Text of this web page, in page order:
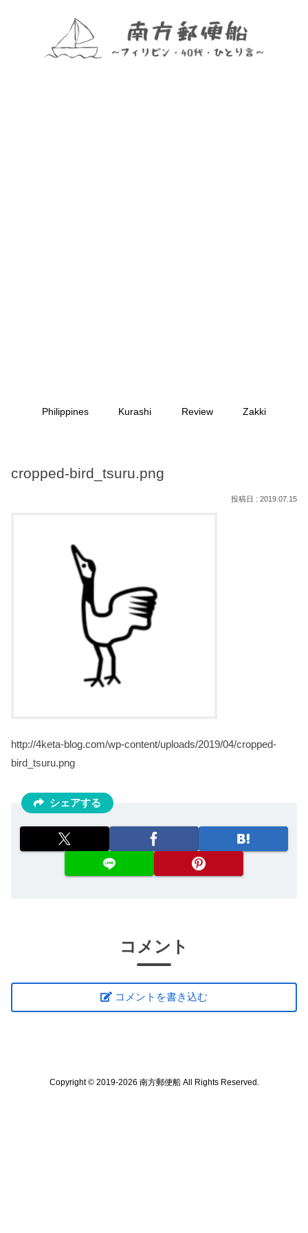
Philippines Kurashi Review Zakki
cropped-bird_tsuru.png
2019.07.15
http://4keta-blog.com/wp-content/uploads/2019/04/cropped-
bird_tsuru.png
シェアする
コメント
コメントを書き込む
Copyright © 2019-2026 南方郵便船 All Rights Reserved.